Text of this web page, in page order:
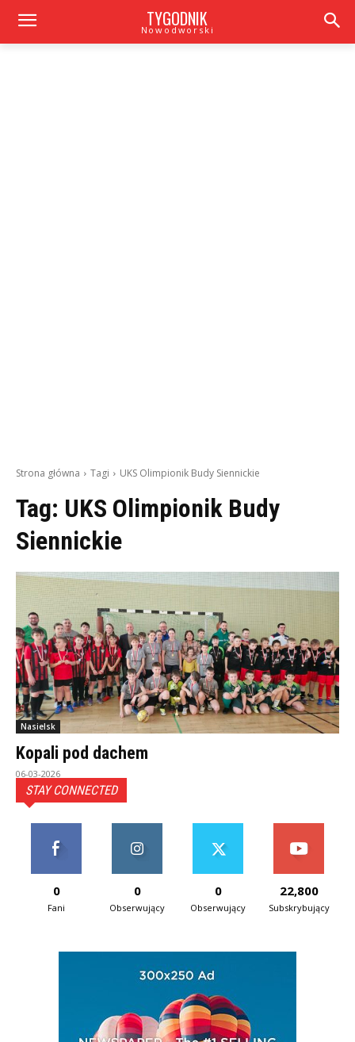
TYGODNIK
Nowodworski
Strona główna Tagi UKS Olimpionik Budy Siennickie
Tag: UKS Olimpionik Budy
Siennickie
Nasielsk
Kopali pod dachem
06-03-2026
STAY CONNECTED
0
Fani
0
Obserwujący
0
Obserwujący
22,800
Subskrybujący